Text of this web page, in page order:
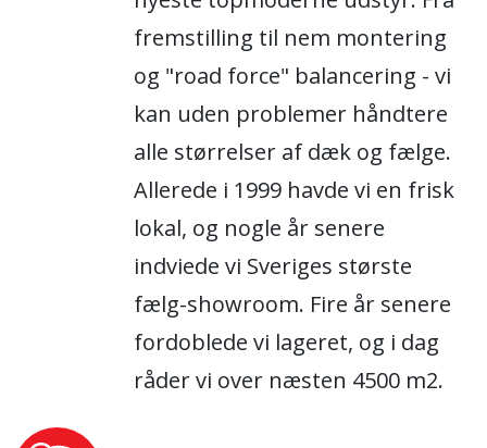
fremstilling til nem montering
og "road force" balancering - vi
kan uden problemer håndtere
alle størrelser af dæk og fælge.
Allerede i 1999 havde vi en frisk
lokal, og nogle år senere
indviede vi Sveriges største
fælg-showroom. Fire år senere
fordoblede vi lageret, og i dag
råder vi over næsten 4500 m2.